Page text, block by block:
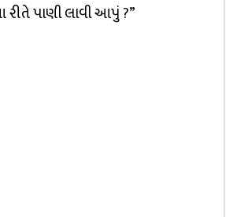
પાણી લાવી આપું ?”